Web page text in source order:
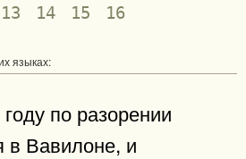
13 14 15 16
языках:
по разорении
в Вавилоне, и